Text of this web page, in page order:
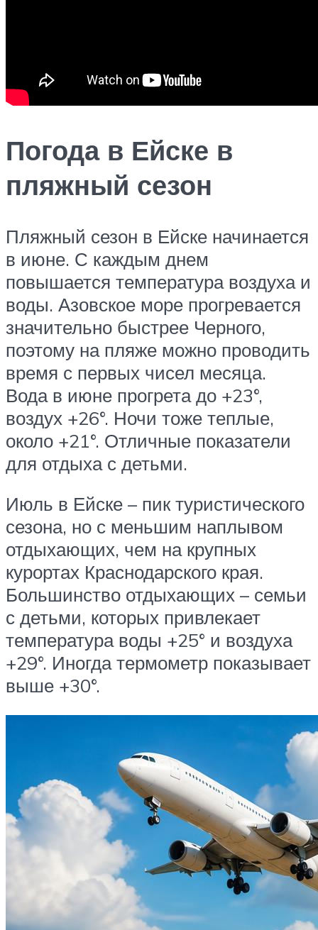
Погода в Ейске в
пляжный сезон
Пляжный сезон в Ейске начинается
в июне. С каждым днем
повышается температура воздуха и
воды. Азовское море прогревается
значительно быстрее Черного,
поэтому на пляже можно проводить
время с первых чисел месяца.
Вода в июне прогрета до +23°,
воздух +26°. Ночи тоже теплые,
около +21°. Отличные показатели
для отдыха с детьми.
Июль в Ейске – пик туристического
сезона, но с меньшим наплывом
отдыхающих, чем на крупных
курортах Краснодарского края.
Большинство отдыхающих – семьи
с детьми, которых привлекает
температура воды +25° и воздуха
+29°. Иногда термометр показывает
выше +30°.